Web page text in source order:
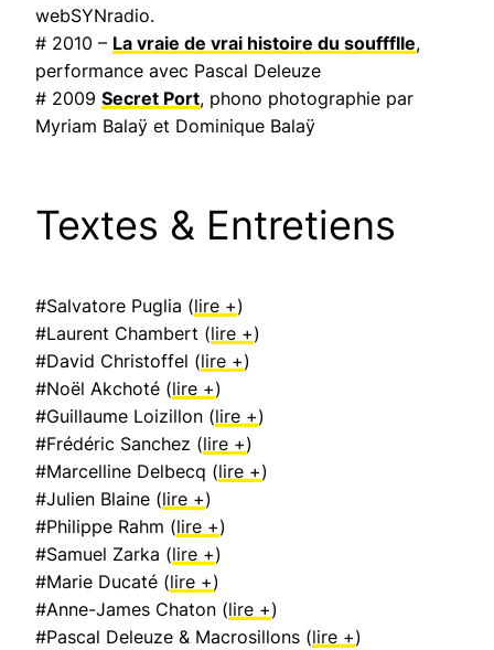
webSYNradio.
# 2010 – La vraie de vrai histoire du souffflle,
performance avec Pascal Deleuze
# 2009 Secret Port, phono photographie par
Myriam Balaÿ et Dominique Balaÿ
Textes & Entretiens
#Salvatore Puglia (lire +)
#Laurent Chambert (lire +)
#David Christoffel (lire +)
#Noël Akchoté (lire +)
#Guillaume Loizillon (lire +)
#Frédéric Sanchez (lire +)
#Marcelline Delbecq (lire +)
#Julien Blaine (lire +)
#Philippe Rahm (lire +)
#Samuel Zarka (lire +)
#Marie Ducaté (lire +)
#Anne-James Chaton (lire +)
#Pascal Deleuze & Macrosillons (lire +)